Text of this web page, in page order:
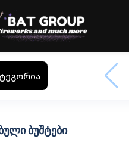
ᲑᲣᲨᲢᲔᲑᲘ